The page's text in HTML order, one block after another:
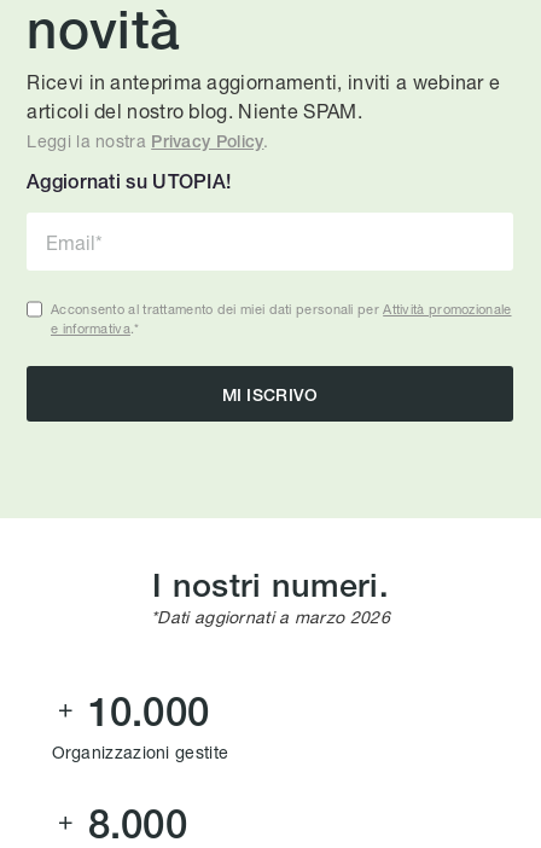
novità
Ricevi in anteprima aggiornamenti, inviti a webinar e
articoli del nostro blog. Niente SPAM.
Leggi la nostra Privacy Policy.
Aggiornati su UTOPIA!
Acconsento al trattamento dei miei dati personali perAttività promozionale
e informativa .*
I nostri numeri.
*Dati aggiornati a marzo 2026
 10.000
Organizzazioni gestite
 8.000